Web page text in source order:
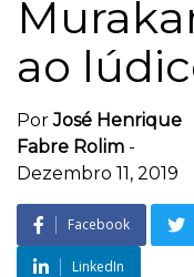
ao
PorJosé Henrique
Fabre Rolim -
Dezembro 11, 2019
Facebook
LinkedIn